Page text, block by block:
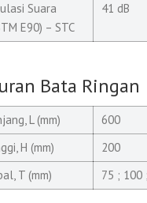
Suara
E90) – STC
41 dB
Bata Ringan
L (mm)
600
H (mm)
200
T (mm)
75 ; 100